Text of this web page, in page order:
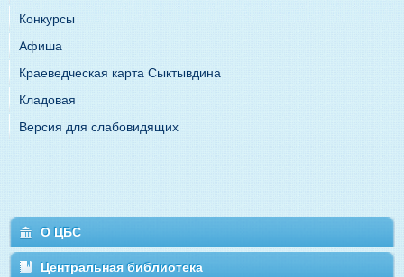
Конкурсы
Афиша
Краеведческая карта Сыктывдина
Кладовая
Версия для слабовидящих
О ЦБС
Центральная библиотека